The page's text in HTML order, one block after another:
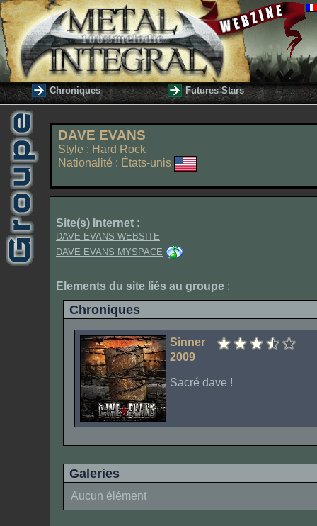
Chroniques Futures Stars
DAVE EVANS
Style : Hard Rock
Nationalité : États-unis
Site(s) Internet :
DAVE EVANS WEBSITE
DAVE EVANS MYSPACE
Elements du site liés au groupe :
Chroniques
Sinner
2009
Sacré dave !
Galeries
Aucun élément